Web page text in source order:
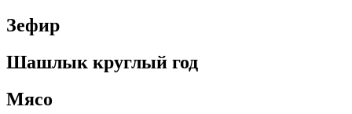
Зефир
Шашлык круглый год
Мясо